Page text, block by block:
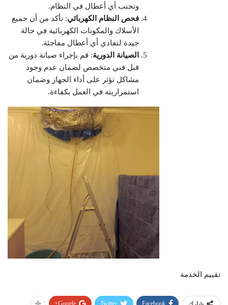
وتجنب أي أعطال في النظام.
فحص النظام الكهربائي: تأكد من أن جميع
الأسلاك والمكونات الكهربائية في حالة
جيدة لتفادي أي أعطال مفاجئة.
الصيانة الدورية: قم بإجراء صيانة دورية من
قبل فني متخصص لضمان عدم وجود
مشاكل تؤثر على أداء الجهاز وضمان
استمراريته في العمل بكفاءة.
تقييم الخدمة
Facebook
Twitter
Google+